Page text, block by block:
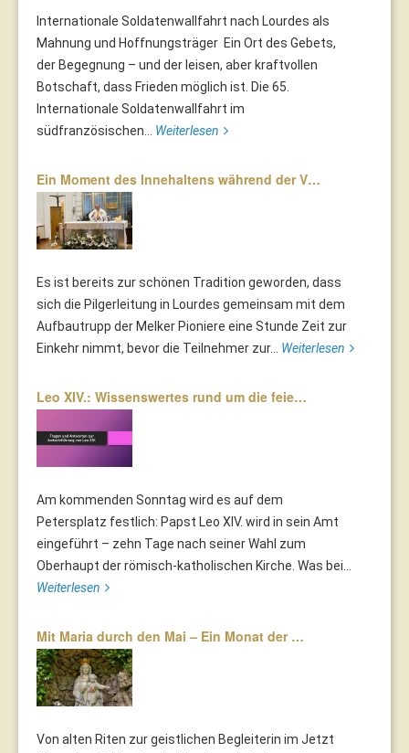
Internationale Soldatenwallfahrt nach Lourdes als
Mahnung und Hoffnungsträger Ein Ort des Gebets,
der Begegnung – und der leisen, aber kraftvollen
Botschaft, dass Frieden möglich ist. Die 65.
Internationale Soldatenwallfahrt im
südfranzösischen... Weiterlesen
Ein Moment des Innehaltens während der V…
Es ist bereits zur schönen Tradition geworden, dass
sich die Pilgerleitung in Lourdes gemeinsam mit dem
Aufbautrupp der Melker Pioniere eine Stunde Zeit zur
Einkehr nimmt, bevor die Teilnehmer zur... Weiterlesen
Leo XIV.: Wissenswertes rund um die feie…
Am kommenden Sonntag wird es auf dem
Petersplatz festlich: Papst Leo XIV. wird in sein Amt
eingeführt – zehn Tage nach seiner Wahl zum
Oberhaupt der römisch-katholischen Kirche. Was bei...
Weiterlesen
Mit Maria durch den Mai – Ein Monat der …
Von alten Riten zur geistlichen Begleiterin im Jetzt